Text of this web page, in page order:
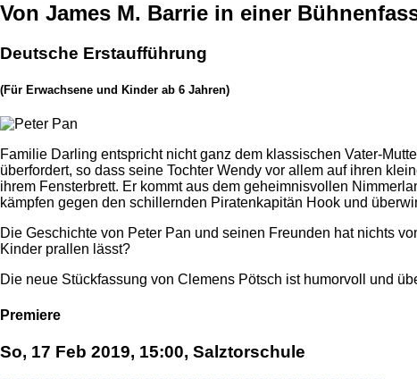
Von James M. Barrie in einer
Deutsche Erstaufführung
(Für Erwachsene und Kinder ab 6 Jahren)
Familie Darling entspricht nicht ganz dem klassischen Vater-
überfordert, so dass seine Tochter Wendy vor allem auf ihren
ihrem Fensterbrett. Er kommt aus dem geheimnisvollen
kämpfen gegen den schillernden Piratenkapitän Hook und
Die Geschichte von Peter Pan und seinen Freunden hat nichts
Kinder prallen lässt?
Die neue Stückfassung von Clemens Pötsch ist humorvoll und
Premiere
So, 17 Feb 2019, 15:00, Salztorschule